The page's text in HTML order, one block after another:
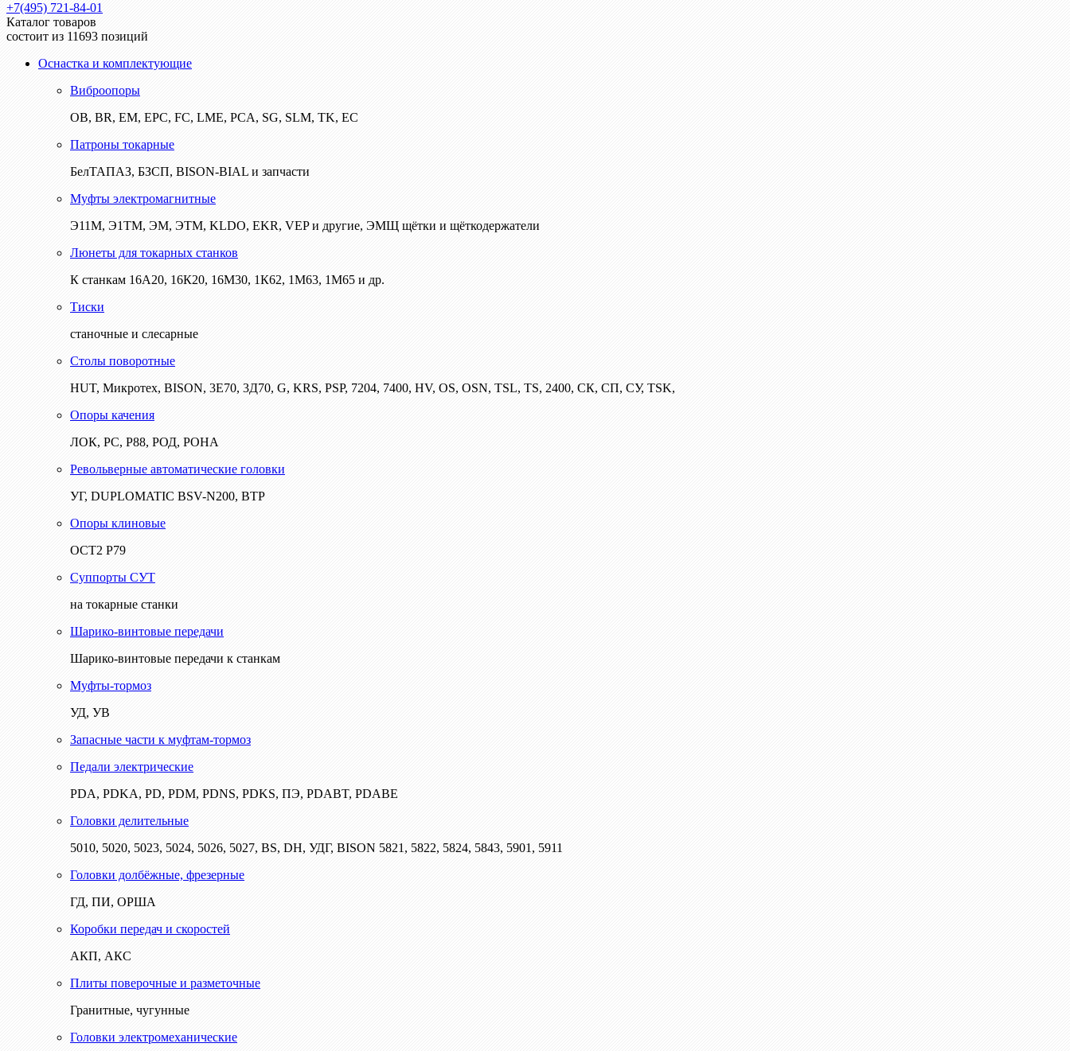
+7(495) 721-84-01
Каталог товаров
состоит из 11693 позиций
Оснастка и комплектующие
Виброопоры
ОВ, BR, EM, EPC, FC, LME, PCA, SG, SLM, TK, EC
Патроны токарные
БелТАПАЗ, БЗСП, BISON-BIAL и запчасти
Муфты электромагнитные
Э11М, Э1ТМ, ЭМ, ЭТМ, KLDO, EKR, VEP и другие, ЭМЩ щётки и щёткодержатели
Люнеты для токарных станков
К станкам 16А20, 16К20, 16М30, 1К62, 1М63, 1М65 и др.
Тиски
станочные и слесарные
Столы поворотные
HUT, Микротех, BISON, 3Е70, 3Д70, G, KRS, PSP, 7204, 7400, HV, OS, OSN, TSL, TS, 2400, СК, СП, СУ, TSK,
Опоры качения
ЛОК, РС, Р88, РОД, РОНА
Револьверные автоматические головки
УГ, DUPLOMATIC BSV-N200, ВТР
Опоры клиновые
ОСТ2 Р79
Суппорты СУТ
на токарные станки
Шарико-винтовые передачи
Шарико-винтовые передачи к станкам
Муфты-тормоз
УД, УВ
Запасные части к муфтам-тормоз
Педали электрические
PDA, PDKA, PD, PDM, PDNS, PDKS, ПЭ, PDABT, PDABE
Головки делительные
5010, 5020, 5023, 5024, 5026, 5027, BS, DH, УДГ, BISON 5821, 5822, 5824, 5843, 5901, 5911
Головки долбёжные, фрезерные
ГД, ПИ, ОРША
Коробки передач и скоростей
АКП, АКС
Плиты поверочные и разметочные
Гранитные, чугунные
Головки электромеханические